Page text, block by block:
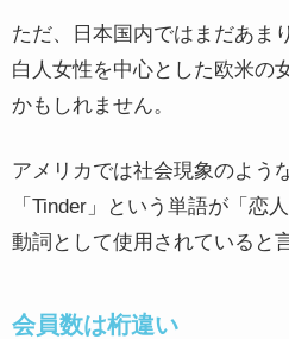
ただ、日本国内ではまだあま
白人女性を中心とした欧米の
かもしれません。
アメリカでは社会現象のよう
「Tinder」という単語が「恋
動詞として使用されていると
会員数は桁違い